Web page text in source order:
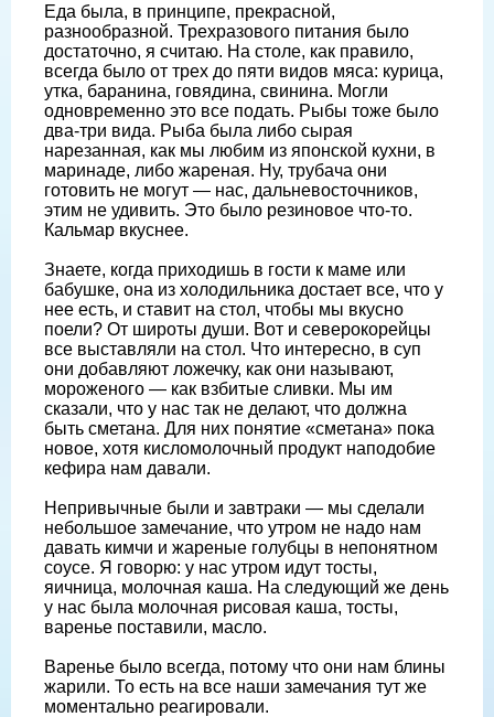
Еда была, в принципе, прекрасной,
разнообразной. Трехразового питания было
достаточно, я считаю. На столе, как правило,
всегда было от трех до пяти видов мяса: курица,
утка, баранина, говядина, свинина. Могли
одновременно это все подать. Рыбы тоже было
два-три вида. Рыба была либо сырая
нарезанная, как мы любим из японской кухни, в
маринаде, либо жареная. Ну, трубача они
готовить не могут — нас, дальневосточников,
этим не удивить. Это было резиновое что-то.
Кальмар вкуснее.
Знаете, когда приходишь в гости к маме или
бабушке, она из холодильника достает все, что у
нее есть, и ставит на стол, чтобы мы вкусно
поели? От широты души. Вот и северокорейцы
все выставляли на стол. Что интересно, в суп
они добавляют ложечку, как они называют,
мороженого — как взбитые сливки. Мы им
сказали, что у нас так не делают, что должна
быть сметана. Для них понятие «сметана» пока
новое, хотя кисломолочный продукт наподобие
кефира нам давали.
Непривычные были и завтраки — мы сделали
небольшое замечание, что утром не надо нам
давать кимчи и жареные голубцы в непонятном
соусе. Я говорю: у нас утром идут тосты,
яичница, молочная каша. На следующий же день
у нас была молочная рисовая каша, тосты,
варенье поставили, масло.
Варенье было всегда, потому что они нам блины
жарили. То есть на все наши замечания тут же
моментально реагировали.